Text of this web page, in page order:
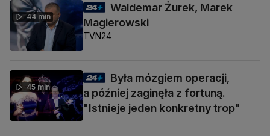
44 min
Waldemar Żurek, Marek
Magierowski
TVN24
45 min
Była mózgiem operacji,
a później zaginęła z fortuną.
"Istnieje jeden konkretny trop"